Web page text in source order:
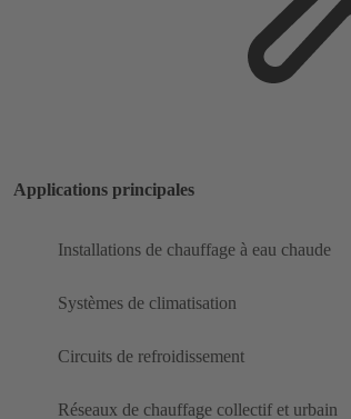
Applications principales
Installations de chauffage à eau chaude
Systèmes de climatisation
Circuits de refroidissement
Réseaux de chauffage collectif et urbain